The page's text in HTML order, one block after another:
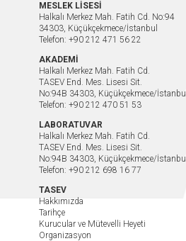
MESLEK LİSESİ
Halkalı Merkez Mah. Fatih Cd. No:94
34303, Küçükçekmece/İstanbul
Telefon: +90 212 471 56 22
AKADEMİ
Halkalı Merkez Mah. Fatih Cd.
TASEV End. Mes. Lisesi Sit.
No:94B 34303, Küçükçekmece/İstanbul
Telefon: +90 212 470 51 53
LABORATUVAR
Halkalı Merkez Mah. Fatih Cd.
TASEV End. Mes. Lisesi Sit.
No:94B 34303, Küçükçekmece/İstanbul
Telefon: +90 212 698 16 77
TASEV
Hakkımızda
Tarihçe
Kurucular ve Mütevelli Heyeti
Organizasyon